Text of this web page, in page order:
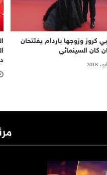
كروز وزوجها باردام يفتتحان
كان السينمائي